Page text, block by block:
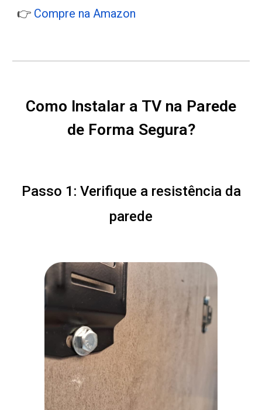
👉 Compre na Amazon
Como Instalar a TV na Parede
de Forma Segura?
Passo 1: Verifique a resistência da
parede